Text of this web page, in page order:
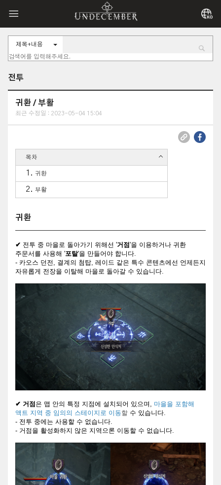
제목+내용
전투
귀환 / 부활
최근 수정일 : 2023-05-04 15:04
목차
귀환
부활
귀환
✔ 전투 중 마을로 돌아가기 위해선 '거점 '을 이용하거나 귀환
주문서를 사용해 '포탈'을 만들어야 합니다.
- 카오스 던전, 결계의 첨탑, 레이드 같은 특수 콘텐츠에선 언제든지
자유롭게 전장을 이탈해 마을로 돌아갈 수 있습니다.
✔ 거점은 맵 안의 특정 지점에 설치되어 있으며, 마을을 포함해
액트 지역 중 임의의 스테이지로 이동할 수 있습니다.
- 전투 중에는 사용할 수 없습니다.
- 거점을 활성화하지 않은 지역으론 이동할 수 없습니다.